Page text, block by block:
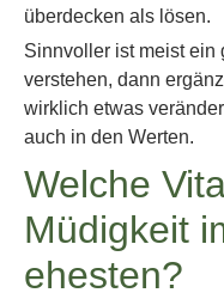
überdecken als lösen.
Sinnvoller ist meist ein
verstehen, dann
wirklich etwas
auch in den Werten.
Welche
Müdigkeit
ehesten?